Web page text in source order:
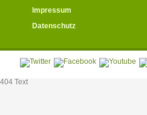
Impressum
Datenschutz
404 Text